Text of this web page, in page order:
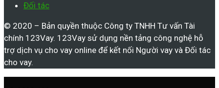
Đối tác
© 2020 – Bản quyền thuộc Công ty TNHH Tư vấn Tài
chính 123Vay. 123Vay sử dụng nền tảng công nghệ hỗ
trợ dịch vụ cho vay online để kết nối Người vay và Đối tác
cho vay.